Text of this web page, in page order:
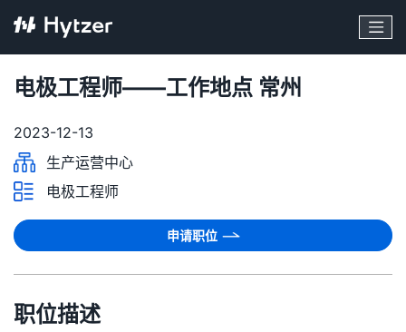
电极工程师——工作地点 常州
2023-12-13
生产运营中心
电极工程师
申请职位
职位描述